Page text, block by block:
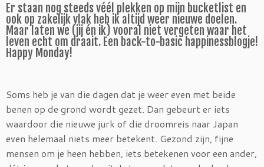
Er staan nog steeds véél plekken op mijn bucketlist en
ook op zakelijk vlak heb ik altijd weer nieuwe doelen.
Maar laten we (jij én ik) vooral niet vergeten waar het
leven echt om draait. Een back-to-basic happinessblogje!
Happy Monday!
Soms heb je van die dagen dat je weer even met beide
benen op de grond wordt gezet. Dan gebeurt er iets
waardoor die nieuwe jurk of die droomreis naar Japan
even helemaal niets meer betekent. Gezond zijn, fijne
mensen om je heen hebben, iets betekenen voor een ander,